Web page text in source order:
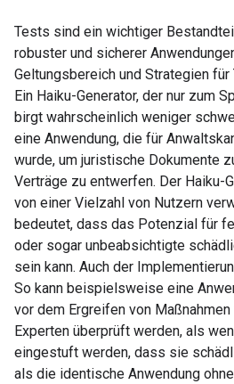
Tests sind ein wichtiger
robuster und sicherer
Geltungsbereich und Strategien
Ein Haiku-Generator, der nur zum
birgt wahrscheinlich weniger
eine Anwendung, die für
wurde, um juristische Dokumente
Verträge zu entwerfen. Der Haiku-
von einer Vielzahl von Nutzern
bedeutet, dass das Potenzial für
oder sogar unbeabsichtigte
sein kann. Auch der
So kann beispielsweise eine
vor dem Ergreifen von
Experten überprüft werden, als
eingestuft werden, dass sie
als die identische Anwendung